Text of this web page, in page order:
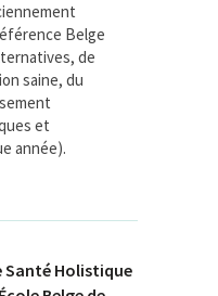
Belge
de
saine, du
et
année).
Santé Holistique